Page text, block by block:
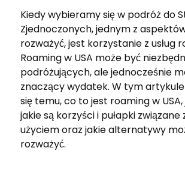
Kiedy wybieramy się w podróż do
Zjednoczonych, jednym z
rozważyć, jest korzystanie z usług
Roaming w USA może być
podróżujących, ale jednocześnie
znaczący wydatek. W tym
się temu, co to jest roaming w USA,
jakie są korzyści i pułapki związane
użyciem oraz jakie alternatywy
rozważyć.